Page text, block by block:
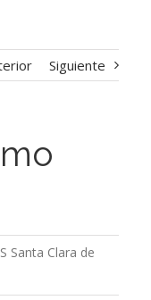
Siguiente
Santa Clara de